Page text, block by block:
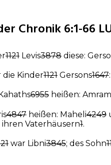
Chronik 6:1-66
1121 Levis3878 diese:
Kinder1121 Gersons1647
Kahaths6955 heißen: Amram
4847 heißen: Maheli4249
ihren Vaterhäusern1.
war Libni3845; des Sohn